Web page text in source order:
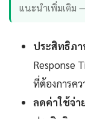
แนะนำเพิ่มเติม
ประสิทธิภา
Response
ที่ต้องการค
ลดค่าใช้จ่